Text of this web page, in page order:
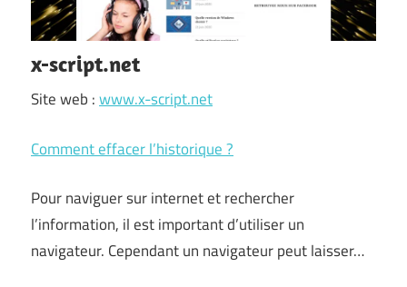
x-script.net
Site web :www.x-script.net
Comment effacer l’historique ?
Pour naviguer sur internet et rechercher
l’information, il est important d’utiliser un
navigateur. Cependant un navigateur peut laisser…